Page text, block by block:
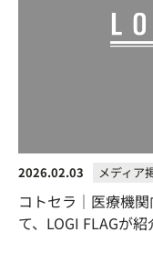
2026.02.03 メディア
コトセラ｜医療機
て、LOGI FLAGが紹